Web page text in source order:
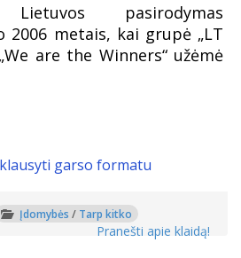
Lietuvos pasirodymas
2006 metais, kai grupė „LT
are the Winners“ užėmė
garso formatu
Įdomybės / Tarp kitko
Pranešti apie klaidą!